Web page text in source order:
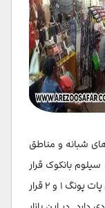
شبانه و مناطق
بانکوک قرار
دارد. این بازار شبانه بانکوک در دو خیابان موازی پات پونگ ۱ و ۲ قرار